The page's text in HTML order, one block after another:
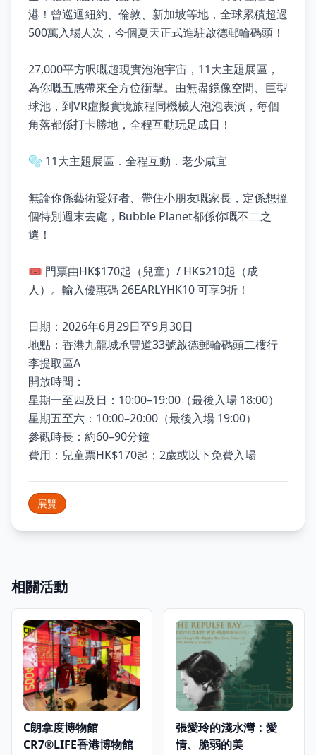
港！曾巡迴紐約、倫敦、新加坡等地，全球累積超過
500萬入場人次，今個夏天正式進駐啟德郵輪碼頭！
27,000平方呎嘅超現實泡泡宇宙，11大主題展區，
為你嘅五感帶來全方位衝擊。由無盡鏡像空間、巨型
球池，到VR虛擬實境旅程同機械人泡泡表演，每個
角落都係打卡勝地，全程互動玩足成日！
🫧 11大主題展區．全程互動．老少咸宜
無論你係藝術愛好者、帶住小朋友嘅家長，定係想搵
個特別週末去處，Bubble Planet都係你嘅不二之
選！
🎟️ 門票由HK$170起（兒童）/ HK$210起（成
人）。輸入優惠碼 26EARLYHK10 可享9折！
日期：2026年6月29日至9月30日
地點：香港九龍城承豐道33號啟德郵輪碼頭二樓行
李提取區A
開放時間：
星期一至四及日：10:00–19:00（最後入場 18:00）
星期五至六：10:00–20:00（最後入場 19:00）
參觀時長：約60–90分鐘
費用：兒童票HK$170起；2歲或以下免費入場
展覽
相關活動
C朗拿度博物館
CR7®LIFE香港博物館
張愛玲的淺水灣：愛
情、脆弱的美